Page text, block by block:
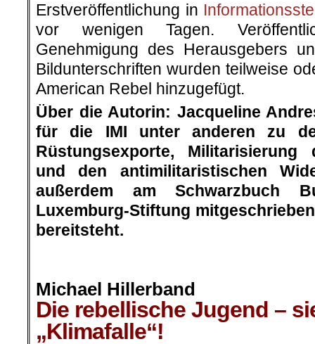
Erstveröffentlichung in
vor wenigen Tagen.
Genehmigung des Herausgebers
Bildunterschriften wurden teilweise
American Rebel hinzugefügt.
Über die Autorin: Jacqueline
für die IMI unter anderen zu
Rüstungsexporte, Militarisierung
und den antimilitaristischen
außerdem am Schwarzbuch
Luxemburg-Stiftung
bereitsteht.
Michael Hillerband
Die rebellische Jugend –
„Klimafalle“!